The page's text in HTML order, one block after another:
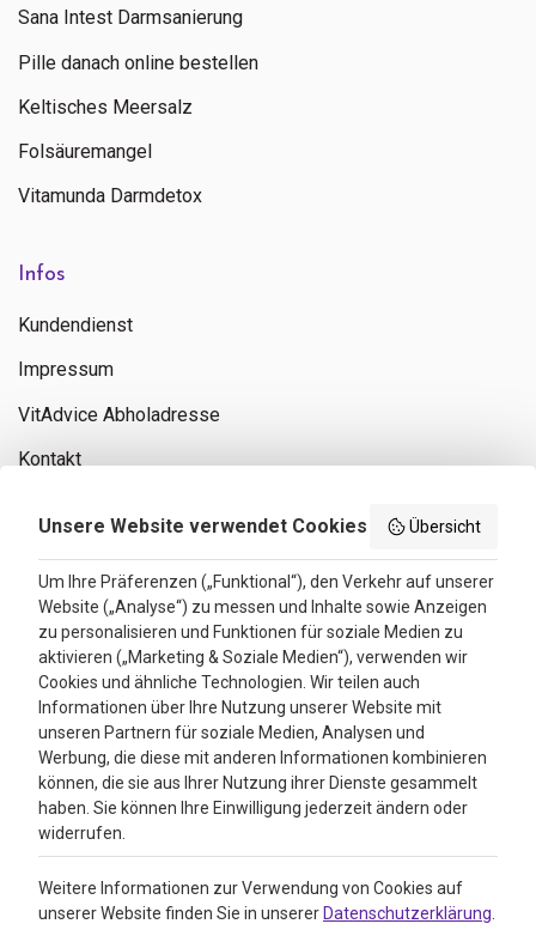
Sana Intest Darmsanierung
Pille danach online bestellen
Keltisches Meersalz
Folsäuremangel
Vitamunda Darmdetox
Infos
Kundendienst
Impressum
VitAdvice Abholadresse
Kontakt
Bewertungen
4.3
Google Reviews
Unsere Website verwendet Cookies Übersicht
Um Ihre Präferenzen („Funktional“), den Verkehr auf unserer
Website („Analyse“) zu messen und Inhalte sowie Anzeigen
zu personalisieren und Funktionen für soziale Medien zu
aktivieren („Marketing & Soziale Medien“), verwenden wir
Cookies und ähnliche Technologien. Wir teilen auch
Informationen über Ihre Nutzung unserer Website mit
unseren Partnern für soziale Medien, Analysen und
Werbung, die diese mit anderen Informationen kombinieren
können, die sie aus Ihrer Nutzung ihrer Dienste gesammelt
haben. Sie können Ihre Einwilligung jederzeit ändern oder
widerrufen.
Weitere Informationen zur Verwendung von Cookies auf
unserer Website finden Sie in unserer Datenschutzerklärung